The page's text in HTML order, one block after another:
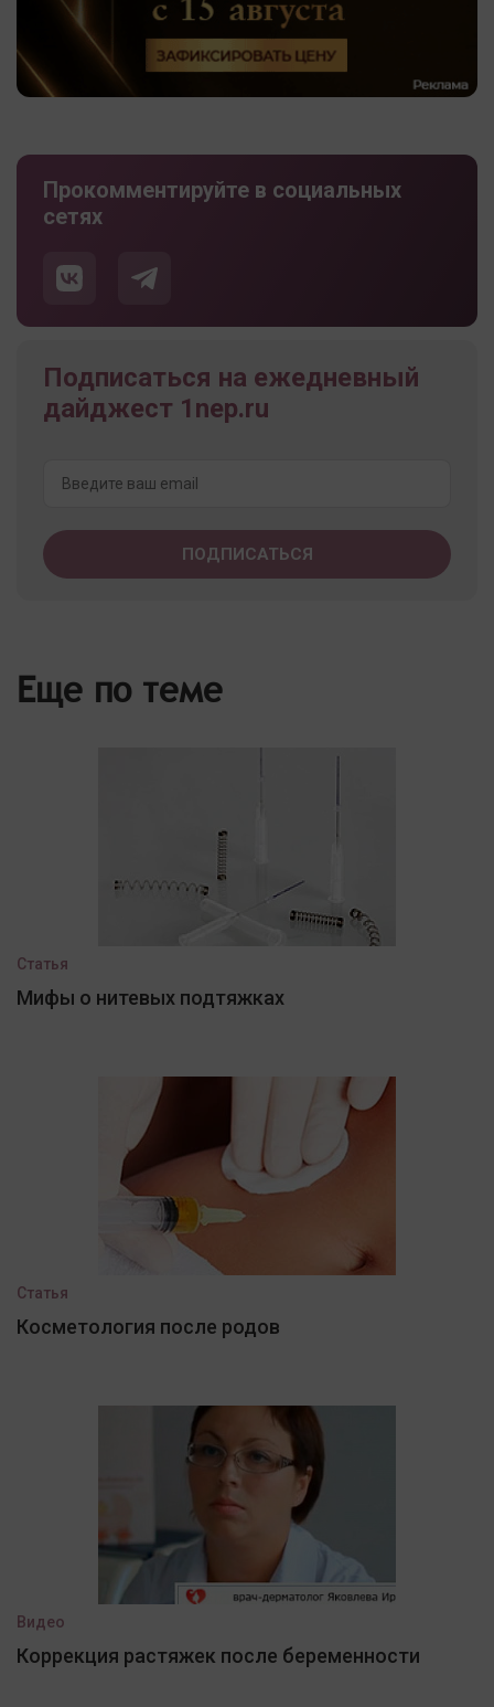
Прокомментируйте в социальных
сетях
Подписаться на ежедневный
дайджест 1nep.ru
Еще по теме
Статья
Мифы о нитевых подтяжках
Статья
Косметология после родов
Видео
Коррекция растяжек после беременности